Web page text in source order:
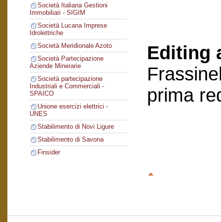
Società Italiana Gestioni
Immobiliari - SIGIM
Società Lucana Imprese
Idrolettriche
Società Meridionale Azoto
Società Partecipazione
Aziende Minerarie
Società partecipazione
Industriali e Commerciali -
SPAICO
Unione esercizi elettrici -
UNES
Stabilimento di Novi Ligure
Stabilimento di Savona
Finsider
Editing
prima